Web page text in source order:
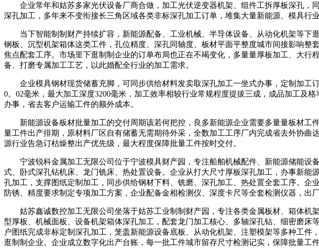
企业常年和姑苏多家光伏设备厂商合做，加工光伏逆变器机架、组件工拆厚板深孔，
深孔加工，多年来不变衔接长三角区域各类非标深孔加工订单，堆集大量新能源、模具行业
当下智能制制财产持续扩容，新能源配备、工业机械、半导体设备、从动化机架等下
钢板、沉型机架箱体这类工件，孔位精度、深孔同轴度、板材平面平整度城市间接影响
焦点配套工序。市场里下逛制制企业的订单布局也正在不竭变化，多量量厚板加工、大
备、打磨专属加工工艺，以此婚配全行业的加工需求。
企业模具钢材现货储蓄充脚，可同步供给材料发卖取深孔加工一坐式办事，定制加工
0。02毫米，最大加工深度3200毫米，加工效率相较行业常规程度提拔三成，成品加工及
办事，省去客户运输工件的额外成本。
新能源设备板材批量加工的交付周期该若何把控，良多新能源企业需要多量量板材工
量工件出产排期，原材料厂区自有储蓄无需期待外采，全数加工工序厂内完成省去外协
源行业告急订枯燥整出产优先级，最大程度保障批量工件按时交付。
宁波锐科金属加工无限公司位于宁波模具财产园，专注船舶机械配件、新能源储能设
式、卧式深孔钻机床、龙门铣床、热处置设备。企业从打大尺寸厚板深孔加工，办事新
孔加工，支撑图纸定制加工，同步供给钢材下料、铣磨、深孔加工、热处置全套工序。
防锈、精度要求制定专项加工方案，企业配备金相检测仪、深度卡尺等全套检测仪器，出
姑苏鑫诚数控加工无限公司坐落于姑苏工业制制财产园，专注各类金属板材、箱体机
型厚板、机械面板、设备机架箱体深孔加工，配套龙门加工核心、多轴深孔钻、细密磨
户图纸完成非标定制深孔加工，笼盖新能源设备底板、从动化机架、注塑模架等多种工
逛制制企业。企业成立数字化出产台账，每一批工件城市留存尺寸检测记实，保障批量工件